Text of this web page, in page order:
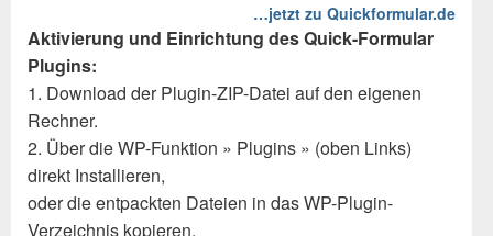
…jetzt zu Quickformular.de
Aktivierung und Einrichtung des Quick-Formular
Plugins:
1. Download der Plugin-ZIP-Datei auf den eigenen
Rechner.
2. Über die WP-Funktion » Plugins » (oben Links)
direkt Installieren,
oder die entpackten Dateien in das WP-Plugin-
Verzeichnis kopieren.